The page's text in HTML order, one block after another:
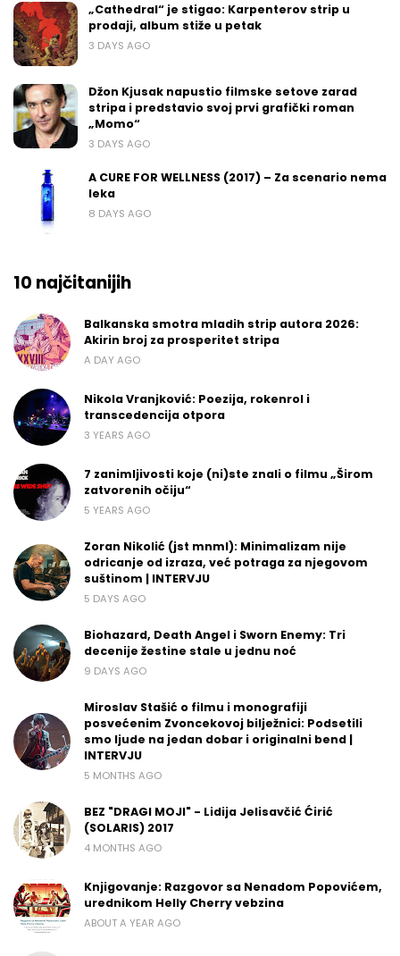
„Cathedral“ je stigao: Karpenterov strip u
prodaji, album stiže u petak
3 DAYS AGO
Džon Kjusak napustio filmske setove zarad
stripa i predstavio svoj prvi grafički roman
„Momo“
3 DAYS AGO
A CURE FOR WELLNESS (2017) – Za scenario nema
leka
8 DAYS AGO
10 najčitanijih
Balkanska smotra mladih strip autora 2026:
Akirin broj za prosperitet stripa
A DAY AGO
Nikola Vranjković: Poezija, rokenrol i
transcedencija otpora
3 YEARS AGO
7 zanimljivosti koje (ni)ste znali o filmu „Širom
zatvorenih očiju“
5 YEARS AGO
Zoran Nikolić (jst mnml): Minimalizam nije
odricanje od izraza, već potraga za njegovom
suštinom | INTERVJU
5 DAYS AGO
Biohazard, Death Angel i Sworn Enemy: Tri
decenije žestine stale u jednu noć
9 DAYS AGO
Miroslav Stašić o filmu i monografiji
posvećenim Zvoncekovoj bilježnici: Podsetili
smo ljude na jedan dobar i originalni bend |
INTERVJU
5 MONTHS AGO
BEZ "DRAGI MOJI" - Lidija Jelisavčić Ćirić
(SOLARIS) 2017
4 MONTHS AGO
Knjigovanje: Razgovor sa Nenadom Popovićem,
urednikom Helly Cherry vebzina
ABOUT A YEAR AGO